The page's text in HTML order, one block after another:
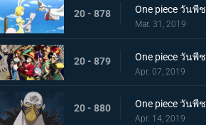
20 - 878
Mar. 31, 2019
20 - 879
Apr. 07, 2019
20 - 880
Apr. 14, 2019